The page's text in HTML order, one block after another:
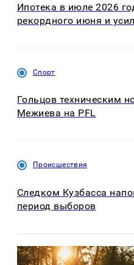
Ипотека в июле 2026
рекордного июня и
Спорт
Гольцов техническим
Межиева на PFL
Происшествия
Следком Кузбасса
период выборов